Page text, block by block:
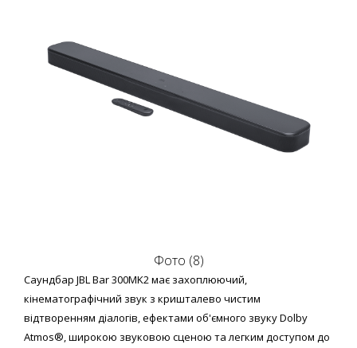
Фото (8)
Саундбар JBL Bar 300MK2 має захоплюючий,
кінематографічний звук з кришталево чистим
відтворенням діалогів, ефектами об'ємного звуку Dolby
Atmos®, широкою звуковою сценою та легким доступом до